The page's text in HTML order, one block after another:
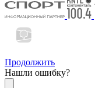
Продолжить
Нашли ошибку?